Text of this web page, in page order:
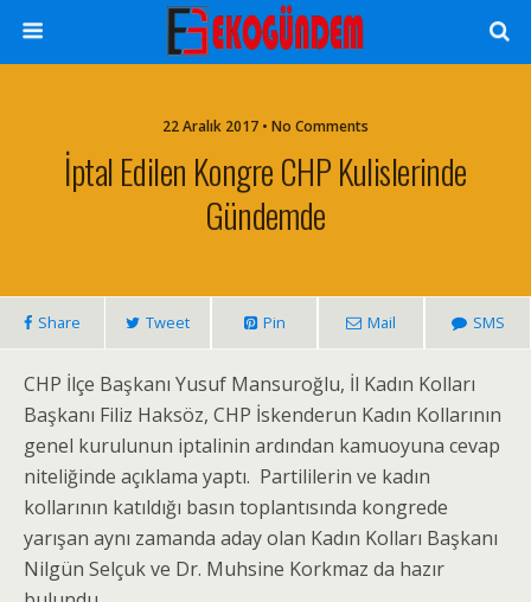
22 Aralık 2017 • No Comments
İptal Edilen Kongre CHP Kulislerinde
Gündemde
Share Tweet Pin Mail SMS
CHP İlçe Başkanı Yusuf Mansuroğlu, İl Kadın Kolları
Başkanı Filiz Haksöz, CHP İskenderun Kadın Kollarının
genel kurulunun iptalinin ardından kamuoyuna cevap
niteliğinde açıklama yaptı. Partililerin ve kadın
kollarının katıldığı basın toplantısında kongrede
yarışan aynı zamanda aday olan Kadın Kolları Başkanı
Nilgün Selçuk ve Dr. Muhsine Korkmaz da hazır